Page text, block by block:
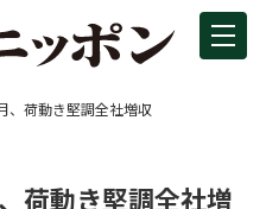
、荷動き堅調全社増収
荷動き堅調全社増